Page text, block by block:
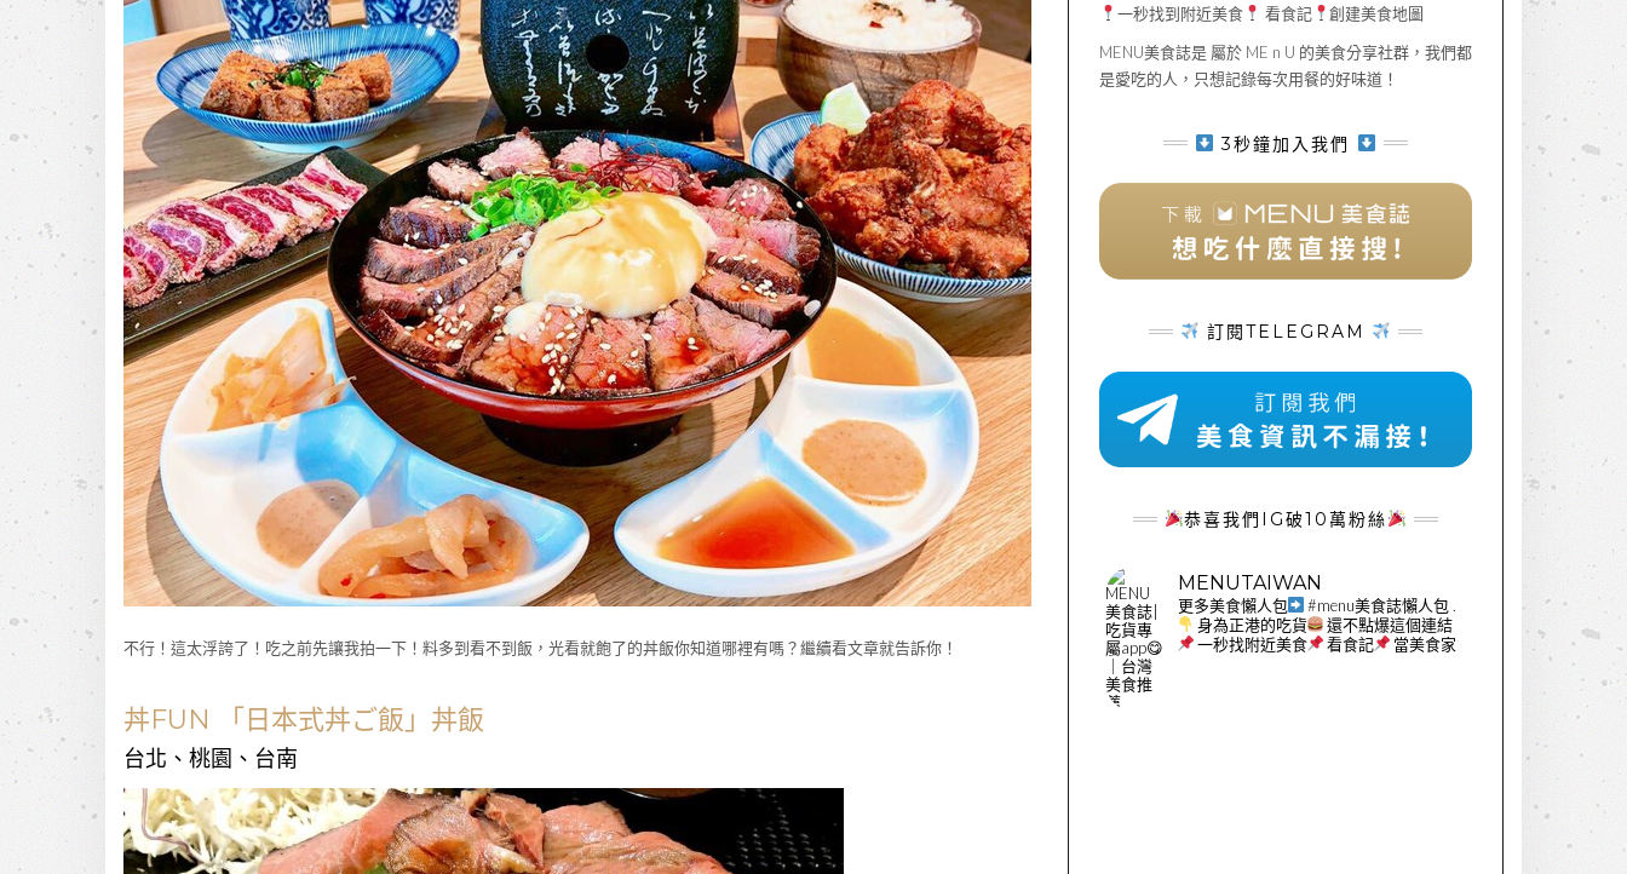
不行！這太浮誇了！吃之前先讓我拍一下！料多到看不到飯，光看就飽了的丼飯你知道哪裡有嗎？繼續看文章就告訴你！
丼FUN 「日本式丼ご飯」丼飯
台北、桃園、台南
一秒找到附近美食 看食記
創建美食地圖
MENU美食誌是 屬於 ME n U 的美食分享社群，我們都
是愛吃的人，只想記錄每次用餐的好味道！
3秒鐘加入我們
訂閱TELEGRAM
恭喜我們IG破10萬粉絲
MENUTAIWAN
更多美食懶人包 #menu美食誌懶人包 .
身為正港的吃貨
還不點爆這個連結
一秒找附近美食
看食記 當美食家